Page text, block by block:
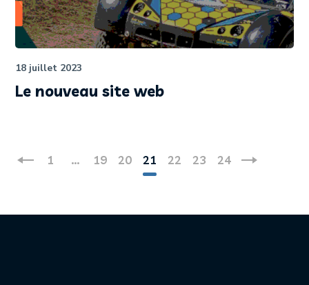
18 juillet 2023
Le nouveau site web
1 … 19 20 21 22 23 24